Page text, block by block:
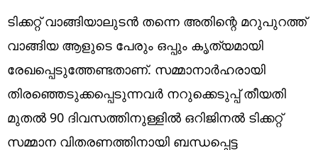
Lifestyle
world
Technology
Religion
ടിക്കറ്റ് വാങ്ങിയാലുടൻ തന്നെ അതിന്റെ മറുപുറത്ത്
വാങ്ങിയ ആളുടെ പേരും ഒപ്പും കൃത്യമായി
രേഖപ്പെടുത്തേണ്ടതാണ്. സമ്മാനാർഹരായി
തിരഞ്ഞെടുക്കപ്പെടുന്നവർ നറുക്കെടുപ്പ് തീയതി
മുതൽ 90 ദിവസത്തിനുള്ളിൽ ഒറിജിനൽ ടിക്കറ്റ്
സമ്മാന വിതരണത്തിനായി ബന്ധപ്പെട്ട